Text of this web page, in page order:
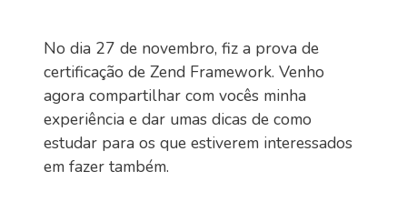
No dia 27 de novembro, fiz a prova de
certificação de Zend Framework. Venho
agora compartilhar com vocês minha
experiência e dar umas dicas de como
estudar para os que estiverem interessados
em fazer também.